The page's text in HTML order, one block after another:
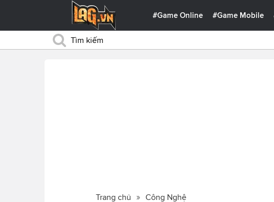
#Game Online #Game Mobile
Trang chủ Công Nghệ